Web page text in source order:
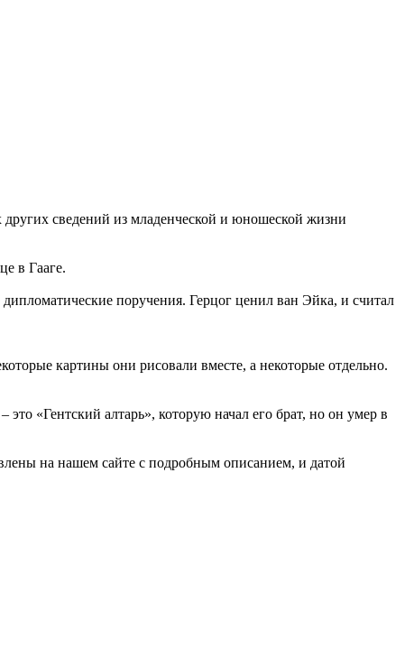
сведений из младенческой и юношеской жизни
в Гааге.
поручения. Герцог ценил ван Эйка, и считал
картины они рисовали вместе, а некоторые отдельно.
«Гентский алтарь», которую начал его брат, но он умер в
на нашем сайте с подробным описанием, и датой